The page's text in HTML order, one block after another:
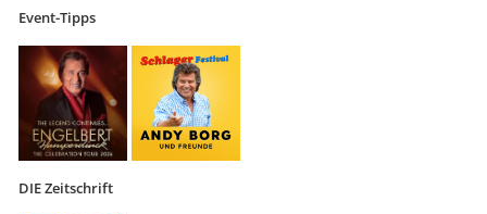
Event-Tipps
DIE Zeitschrift